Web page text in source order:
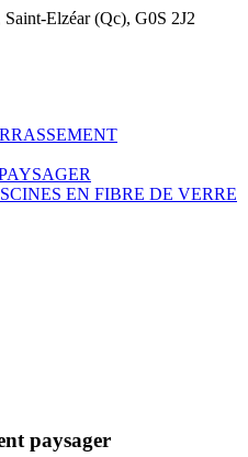
Saint-Elzéar (Qc), G0S 2J2
EN FIBRE DE VERRE
paysager